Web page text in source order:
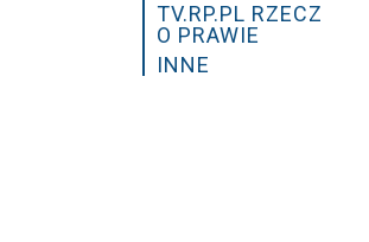
TV.RP.PL RZECZ
O PRAWIE
INNE